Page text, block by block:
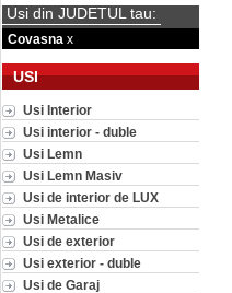
Usi din JUDETUL tau:
Covasna x
USI
Usi Interior
Usi interior - duble
Usi Lemn
Usi Lemn Masiv
Usi de interior de LUX
Usi Metalice
Usi de exterior
Usi exterior - duble
Usi de Garaj